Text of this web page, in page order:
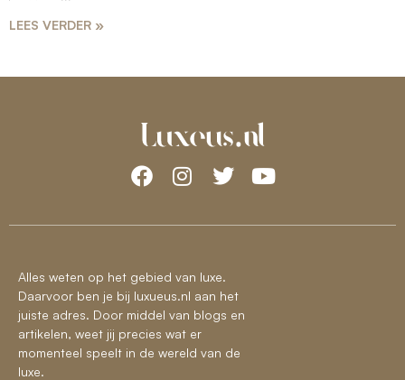
LEES VERDER »
Alles weten op het gebied van luxe.
Daarvoor ben je bij luxueus.nl aan het
juiste adres. Door middel van blogs en
artikelen, weet jij precies wat er
momenteel speelt in de wereld van de
luxe.